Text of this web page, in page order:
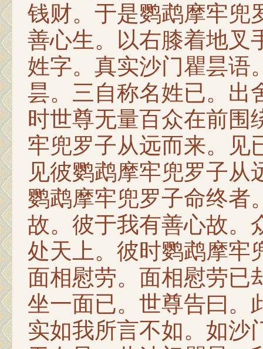
钱财。于是鹦鹉摩牢兜
善心生。以右膝着地叉
姓字。真实沙门瞿昙语
昙。三自称名姓已。出
时世尊无量百众在前围
牢兜罗子从远而来。见
见彼鹦鹉摩牢兜罗子从
鹦鹉摩牢兜罗子命终者
故。彼于我有善心故。
处天上。彼时鹦鹉摩牢
面相慰劳。面相慰劳已
坐一面已。世尊告曰。
实如我所言不如。如沙